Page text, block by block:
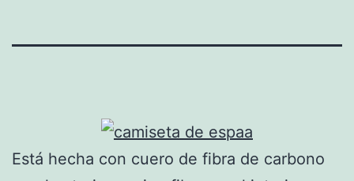
Está hecha con cuero de fibra de carbono